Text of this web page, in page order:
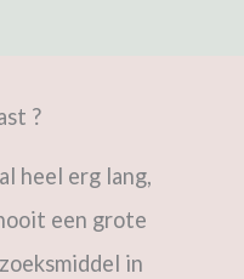
?
heel erg lang,
een grote
in